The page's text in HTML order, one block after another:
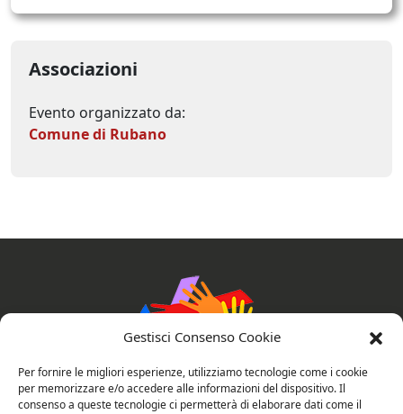
Gestisci Consenso Cookie
Per fornire le migliori esperienze, utilizziamo tecnologie come i cookie
per memorizzare e/o accedere alle informazioni del dispositivo. Il
consenso a queste tecnologie ci permetterà di elaborare dati come il
Associazioni
Evento organizzato da:
Comune di Rubano